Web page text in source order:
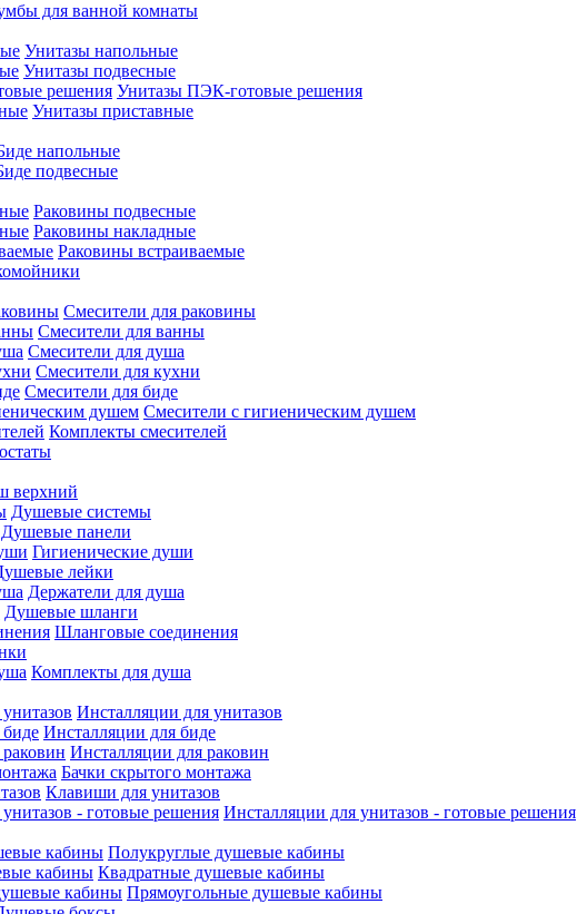
для ванной комнаты
Унитазы напольные
Унитазы подвесные
Унитазы ПЭК-готовые решения
Унитазы приставные
напольные
подвесные
Раковины подвесные
Раковины накладные
Раковины встраиваемые
Смесители для раковины
Смесители для ванны
Смесители для душа
Смесители для кухни
Смесители для биде
Смесители с гигиеническим душем
Комплекты смесителей
верхний
Душевые системы
Душевые панели
Гигиенические души
лейки
Держатели для душа
Душевые шланги
Шланговые соединения
Комплекты для душа
Инсталляции для унитазов
Инсталляции для биде
Инсталляции для раковин
Бачки скрытого монтажа
Клавиши для унитазов
Инсталляции для унитазов - готовые решения
Полукруглые душевые кабины
Квадратные душевые кабины
Прямоугольные душевые кабины